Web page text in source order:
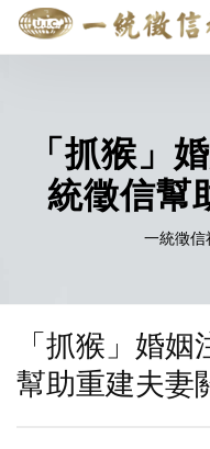
「抓猴」
統徵信幫
一統徵信
「抓猴」婚
幫助重建夫妻